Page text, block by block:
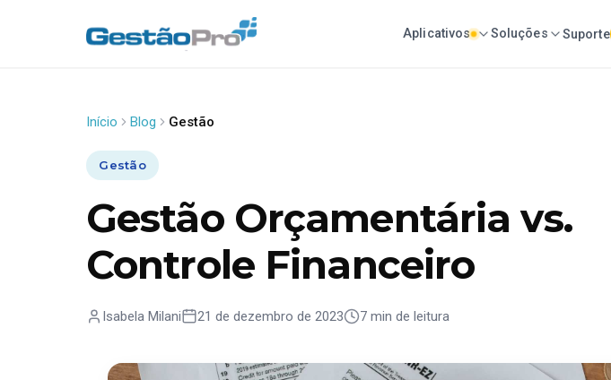
Aplicativos Soluções Suporte
Início Blog Gestão
Gestão
Gestão Orçamentária vs.
Controle Financeiro
Isabela Milani 21 de dezembro de 2023 7 min de leitura